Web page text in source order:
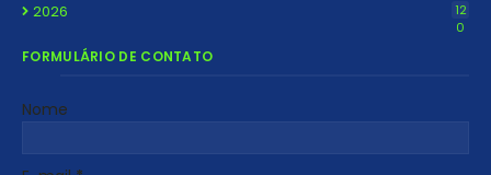
2026
12
0
FORMULÁRIO DE CONTATO
Nome